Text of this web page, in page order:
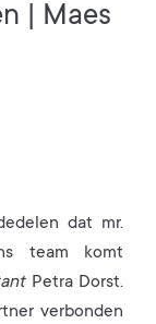
| Maes
dat mr.
team komt
Petra Dorst.
verbonden